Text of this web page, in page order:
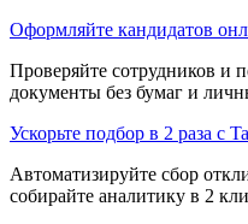
Оформляйте кандидатов
Проверяйте сотрудников и
документы без бумаг и
Ускорьте подбор в 2 раза с
Автоматизируйте сбор
собирайте аналитику в 2